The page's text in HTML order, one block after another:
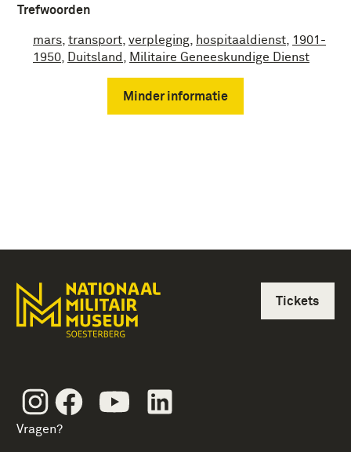
Trefwoorden
mars transport verpleging hospitaaldienst
1901-
1950
Duitsland Militaire Geneeskundige Dienst
Minder informatie
InstagramFacebookYoutube
Vragen?
Tickets